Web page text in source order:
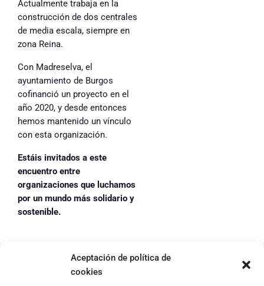
Aceptación de política de
cookies
Actualmente trabaja en la
construcción de dos centrales
de media escala, siempre en
zona Reina.
Con Madreselva, el
ayuntamiento de Burgos
cofinanció un proyecto en el
año 2020, y desde entonces
hemos mantenido un vínculo
con esta organización.
Estáis invitados a este
encuentro entre
organizaciones que luchamos
por un mundo más solidario y
sostenible.